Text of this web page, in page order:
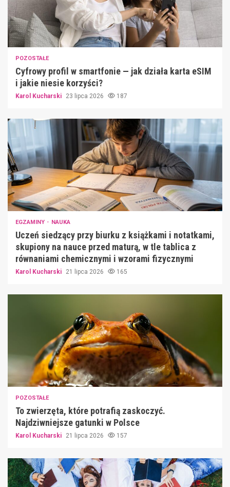
POZOSTAŁE
Cyfrowy profil w smartfonie — jak działa karta eSIM
i jakie niesie korzyści?
Karol Kucharski 23 lipca 2026 187
EGZAMINY NAUKA
Uczeń siedzący przy biurku z książkami i notatkami,
skupiony na nauce przed maturą, w tle tablica z
równaniami chemicznymi i wzorami fizycznymi
Karol Kucharski 21 lipca 2026 165
POZOSTAŁE
To zwierzęta, które potrafią zaskoczyć.
Najdziwniejsze gatunki w Polsce
Karol Kucharski 21 lipca 2026 157